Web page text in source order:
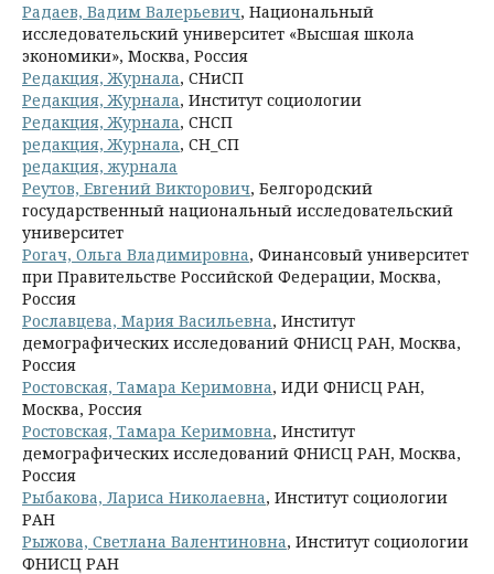
Радаев, Вадим Валерьевич, Национальный
исследовательский университет «Высшая школа
экономики», Москва, Россия
Редакция, Журнала, СНиСП
Редакция, Журнала, Институт социологии
Редакция, Журнала, СНСП
редакция, Журнала, СН_СП
редакция, журнала
Реутов, Евгений Викторович, Белгородский
государственный национальный исследовательский
университет
Рогач, Ольга Владимировна, Финансовый университет
при Правительстве Российской Федерации, Москва,
Россия
Рославцева, Мария Васильевна, Институт
демографических исследований ФНИСЦ РАН, Москва,
Россия
Ростовская, Тамара Керимовна, ИДИ ФНИСЦ РАН,
Москва, Россия
Ростовская, Тамара Керимовна, Институт
демографических исследований ФНИСЦ РАН, Москва,
Россия
Рыбакова, Лариса Николаевна, Институт социологии
РАН
Рыжова, Светлана Валентиновна, Институт социологии
ФНИСЦ РАН